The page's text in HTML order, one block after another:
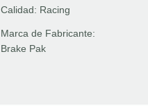
Calidad: Racing
Marca de Fabricante:
Brake Pak